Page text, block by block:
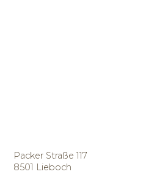
Packer Straße 117
8501 Lieboch